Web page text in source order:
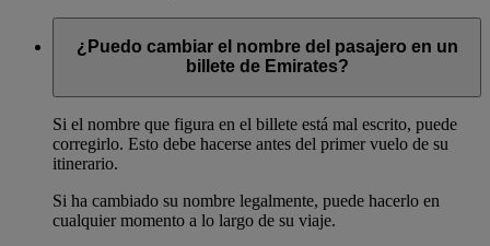
¿Puedo cambiar el nombre del pasajero en un
billete de Emirates?
Si el nombre que figura en el billete está mal escrito, puede
corregirlo. Esto debe hacerse antes del primer vuelo de su
itinerario.
Si ha cambiado su nombre legalmente, puede hacerlo en
cualquier momento a lo largo de su viaje.